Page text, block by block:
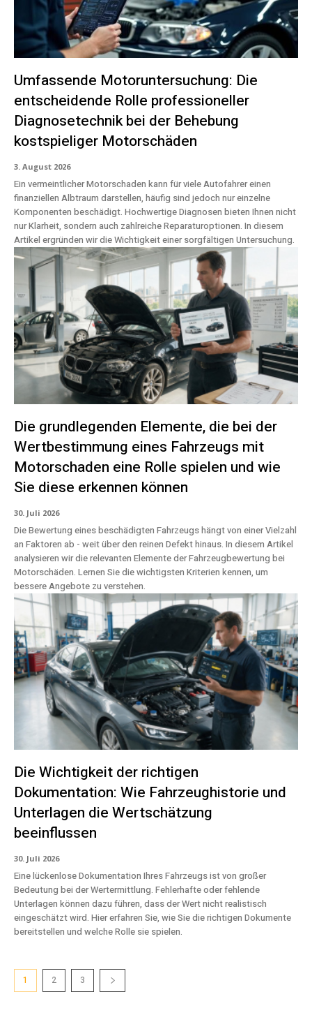
Umfassende Motoruntersuchung: Die
entscheidende Rolle professioneller
Diagnosetechnik bei der Behebung
kostspieliger Motorschäden
3. August 2026
Ein vermeintlicher Motorschaden kann für viele Autofahrer einen
finanziellen Albtraum darstellen, häufig sind jedoch nur einzelne
Komponenten beschädigt. Hochwertige Diagnosen bieten Ihnen nicht
nur Klarheit, sondern auch zahlreiche Reparaturoptionen. In diesem
Artikel ergründen wir die Wichtigkeit einer sorgfältigen Untersuchung.
Die grundlegenden Elemente, die bei der
Wertbestimmung eines Fahrzeugs mit
Motorschaden eine Rolle spielen und wie
Sie diese erkennen können
30. Juli 2026
Die Bewertung eines beschädigten Fahrzeugs hängt von einer Vielzahl
an Faktoren ab - weit über den reinen Defekt hinaus. In diesem Artikel
analysieren wir die relevanten Elemente der Fahrzeugbewertung bei
Motorschäden. Lernen Sie die wichtigsten Kriterien kennen, um
bessere Angebote zu verstehen.
Die Wichtigkeit der richtigen
Dokumentation: Wie Fahrzeughistorie und
Unterlagen die Wertschätzung
beeinflussen
30. Juli 2026
Eine lückenlose Dokumentation Ihres Fahrzeugs ist von großer
Bedeutung bei der Wertermittlung. Fehlerhafte oder fehlende
Unterlagen können dazu führen, dass der Wert nicht realistisch
eingeschätzt wird. Hier erfahren Sie, wie Sie die richtigen Dokumente
bereitstellen und welche Rolle sie spielen.
1 2 3